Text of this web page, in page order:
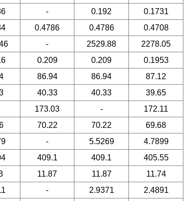
- 0.192
0.1731
0.4786 0.4786
0.4708
- 2529.88
2278.05
0.209 0.209
0.1953
86.94 86.94
87.12
40.33 40.33
39.65
173.03 -
172.11
70.22 70.22
69.68
- 5.5269
4.7899
409.1 409.1
405.55
11.87 11.87
11.74
- 2.9371
2.4891